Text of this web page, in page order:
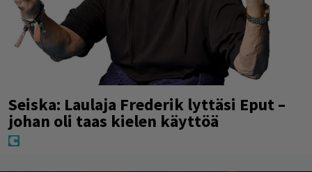
Seiska: Laulaja Frederik lyttäsi Eput –
johan oli taas kielen käyttöä